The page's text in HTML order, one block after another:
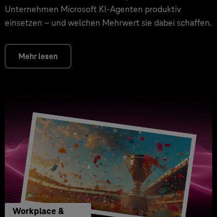
Unternehmen Microsoft KI-Agenten produktiv
einsetzen – und welchen Mehrwert sie dabei schaffen.
Mehr lesen
Workplace &